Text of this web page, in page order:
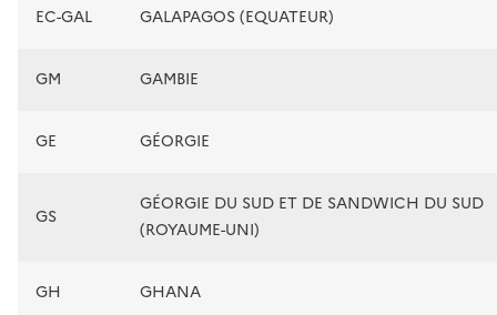
EC-GAL GALAPAGOS (EQUATEUR)
GM GAMBIE
GE GÉORGIE
GS
GÉORGIE DU SUD ET DE SANDWICH DU SUD
(ROYAUME-UNI)
GH GHANA